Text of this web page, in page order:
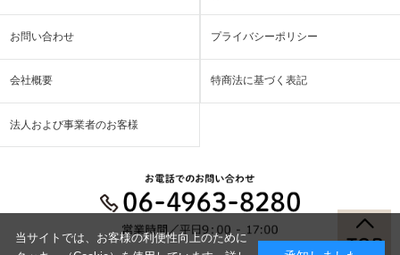
お問い合わせ プライバシーポリシー
会社概要 特商法に基づく表記
法人および事業者のお客様
当サイトでは、お客様の利便性向上のために